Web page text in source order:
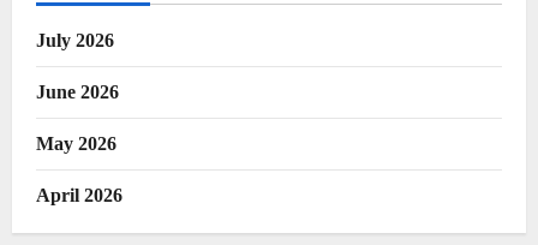
July 2026
June 2026
May 2026
April 2026